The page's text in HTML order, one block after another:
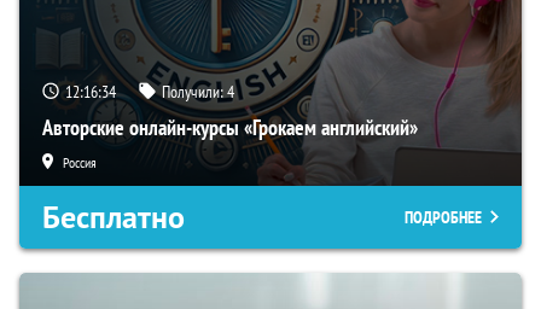
12:16:33 Получили:4
Авторские онлайн-курсы «Грокаем английский»
Россия
Бесплатно ПОДРОБНЕЕ